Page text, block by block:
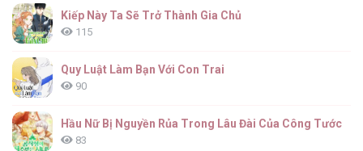
Kiếp Này Ta Sẽ Trở Thành Gia Chủ
115
Quy Luật Làm Bạn Với Con Trai
90
Hầu Nữ Bị Nguyền Rủa Trong Lâu Đài Của Công Tước
83